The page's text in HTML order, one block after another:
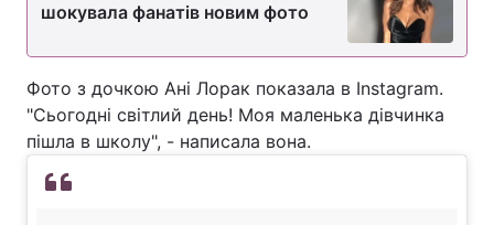
шокувала фанатів новим фото
Фото з дочкою Ані Лорак показала в Instagram.
"Сьогодні світлий день! Моя маленька дівчинка
пішла в школу", - написала вона.